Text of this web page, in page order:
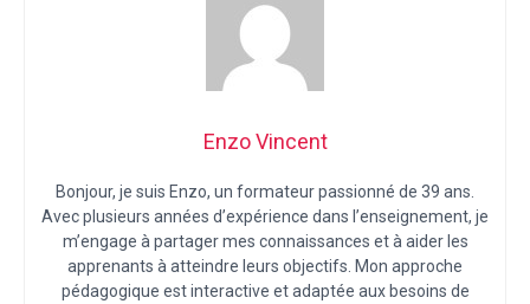
Enzo Vincent
Bonjour, je suis Enzo, un formateur passionné de 39 ans.
Avec plusieurs années d’expérience dans l’enseignement, je
m’engage à partager mes connaissances et à aider les
apprenants à atteindre leurs objectifs. Mon approche
pédagogique est interactive et adaptée aux besoins de